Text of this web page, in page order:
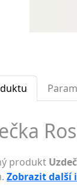
produkt
Zobrazit další